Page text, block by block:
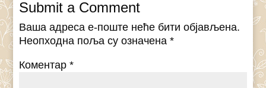
Submit a Comment
Ваша адреса е-поште неће бити објављена.
Неопходна поља су означена*
Коментар*